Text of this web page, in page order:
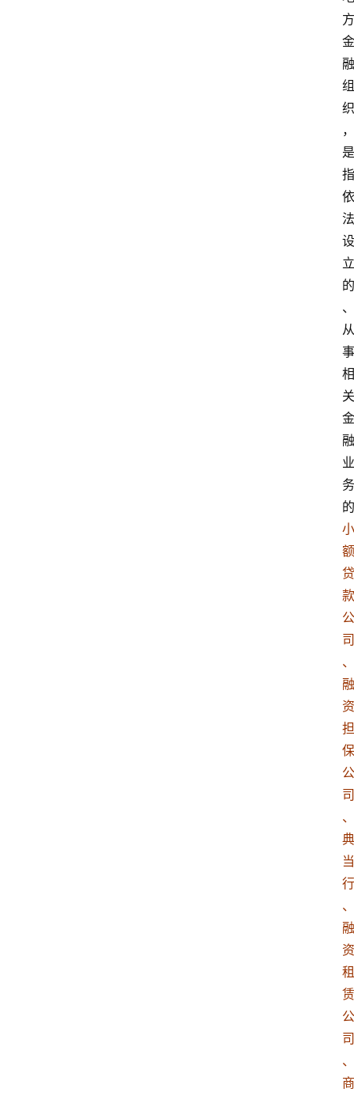
方
金
融
组
织
，
是
指
依
法
设
立
的
、
从
事
相
关
金
融
业
务
的
小
额
贷
款
公
司
、
融
资
担
保
公
司
、
典
当
行
、
融
资
租
赁
公
司
、
商